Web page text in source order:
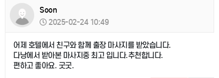
Soon
2025-02-24 10:49
어제 호텔에서 친구와 함께 출장 마사지를 받았습니다.
다낭에서 받아본 마사지중 최고 입니다.추천합니다.
편하고 좋아요. 굿굿.